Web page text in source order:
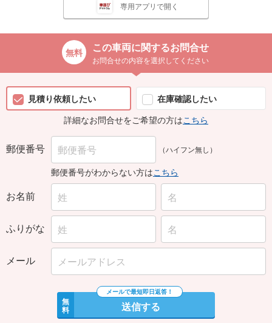
専用アプリで開く
この車両に関するお問合せ
お問合せの内容を選択してください
見積り依頼したい
在庫確認したい
詳細なお問合せをご希望の方はこちら
郵便番号 （ハイフン無し）
郵便番号がわからない方はこちら
お名前
ふりがな
メール
無
料 送信する